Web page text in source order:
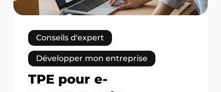
en
ligne
Conseils d'expert
Développer mon entreprise
TPE pour e-